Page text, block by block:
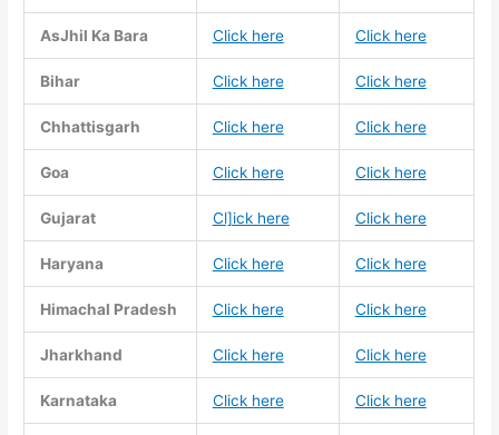
AsJhil Ka Bara Click here Click here
Bihar Click here Click here
Chhattisgarh Click here Click here
Goa Click here Click here
Gujarat Cl]ick here Click here
Haryana Click here Click here
Himachal Pradesh Click here Click here
Jharkhand Click here Click here
Karnataka Click here Click here